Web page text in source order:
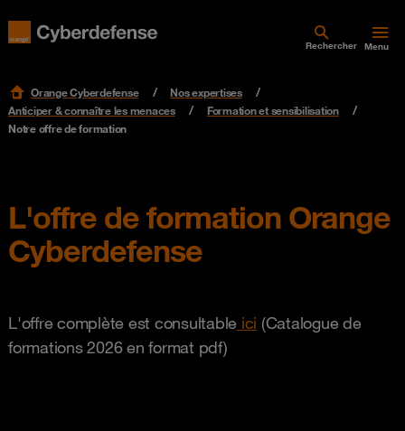
Rechercher Menu
Orange Cyberdefense
Nos expertises
Anticiper & connaître les menaces
Formation et sensibilisation
Notre offre de formation
L'offre de formation Orange
Cyberdefense
L'offre complète est consultable ici (Catalogue de
formations 2026 en format pdf)